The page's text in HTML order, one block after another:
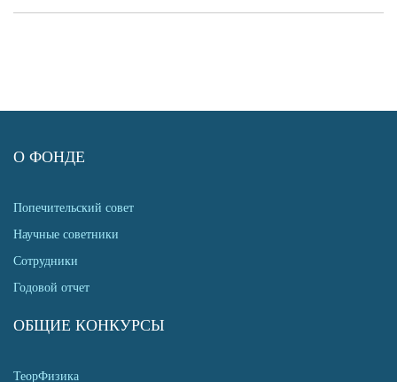
О ФОНДЕ
Попечительский совет
Научные советники
Сотрудники
Годовой отчет
ОБЩИЕ КОНКУРСЫ
ТеорФизика